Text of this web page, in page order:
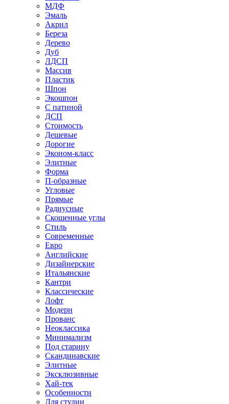
МДФ
Эмаль
Акрил
Береза
Дерево
Дуб
ЛДСП
Массив
Пластик
Шпон
Экошпон
С патиной
ДСП
Стоимость
Дешевые
Дорогие
Эконом-класс
Элитные
Форма
П-образные
Угловые
Прямые
Радиусные
Скошенные углы
Стиль
Современные
Евро
Английские
Дизайнерские
Итальянские
Кантри
Классические
Лофт
Модерн
Прованс
Неоклассика
Минимализм
Под старину
Скандинавские
Элитные
Эксклюзивные
Хай-тек
Особенности
Для студии